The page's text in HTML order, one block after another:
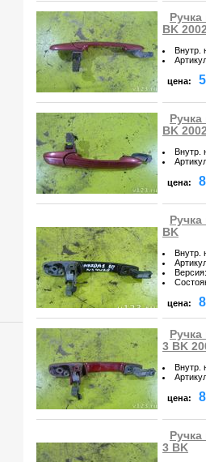
BK
Внутр.
цена:
BK
Внутр.
цена:
BK
Внутр.
Версия:
цена:
3 BK
Внутр.
цена:
3 BK